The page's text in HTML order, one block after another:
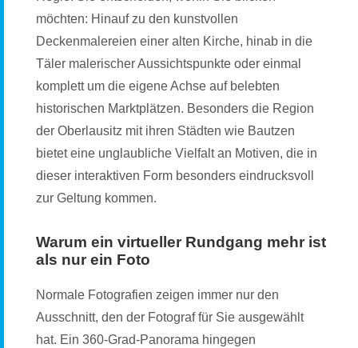
möchten: Hinauf zu den kunstvollen
Deckenmalereien einer alten Kirche, hinab in die
Täler malerischer Aussichtspunkte oder einmal
komplett um die eigene Achse auf belebten
historischen Marktplätzen. Besonders die Region
der Oberlausitz mit ihren Städten wie Bautzen
bietet eine unglaubliche Vielfalt an Motiven, die in
dieser interaktiven Form besonders eindrucksvoll
zur Geltung kommen.
Warum ein virtueller Rundgang mehr ist
als nur ein Foto
Normale Fotografien zeigen immer nur den
Ausschnitt, den der Fotograf für Sie ausgewählt
hat. Ein 360-Grad-Panorama hingegen